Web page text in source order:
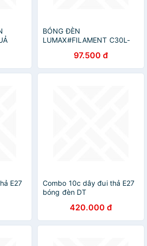
BÓNG ĐÈN
LUMAX#FILAMENT C30L-
97.500 đ
E27
Combo 10c dây đui thả E27
bóng đèn DT
420.000 đ